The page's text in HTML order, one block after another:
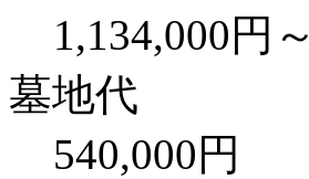
1,134,000円～
墓地代
540,000円